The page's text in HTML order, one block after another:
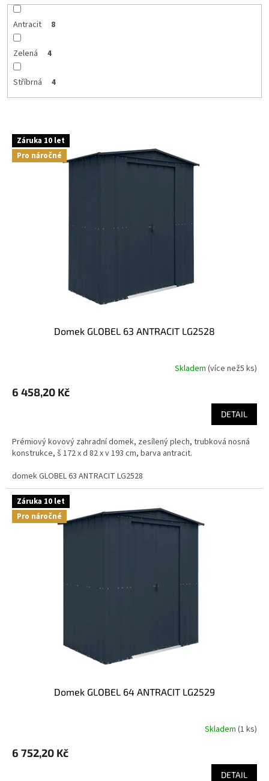
Antracit 8
Zelená 4
Stříbrná 4
V
p
Záruka 10 let
Pro náročné
domek GLOBEL 63 ANTRACIT LG2528
Skladem (více než5 ks)
6 458,20 Kč
DETAIL
Prémiový kovový zahradní domek, zesílený plech, trubková nosná
konstrukce, š 172 x d 82 x v 193 cm, barva antracit.
domek GLOBEL 63 ANTRACIT LG2528
Záruka 10 let
Pro náročné
domek GLOBEL 64 ANTRACIT LG2529
Skladem (1 ks)
6 752,20 Kč
DETAIL